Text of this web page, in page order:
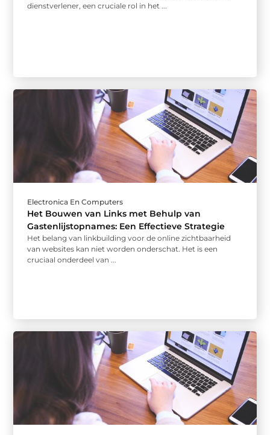
dienstverlener, een cruciale rol in het ...
Electronica En Computers
Het Bouwen van Links met Behulp van
Gastenlijstopnames: Een Effectieve Strategie
Het belang van linkbuilding voor de online zichtbaarheid
van websites kan niet worden onderschat. Het is een
cruciaal onderdeel van ...